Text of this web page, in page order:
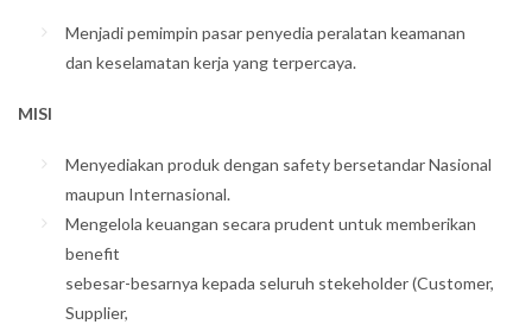
Menjadi pemimpin pasar penyedia peralatan keamanan
dan keselamatan kerja yang terpercaya.
MISI
Menyediakan produk dengan safety bersetandar Nasional
maupun Internasional.
Mengelola keuangan secara prudent untuk memberikan
benefit
sebesar-besarnya kepada seluruh stekeholder (Customer,
Supplier,